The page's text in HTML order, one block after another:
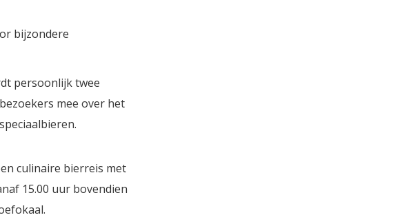
bijzondere
persoonlijk twee
mee over het
culinaire bierreis met
15.00 uur bovendien